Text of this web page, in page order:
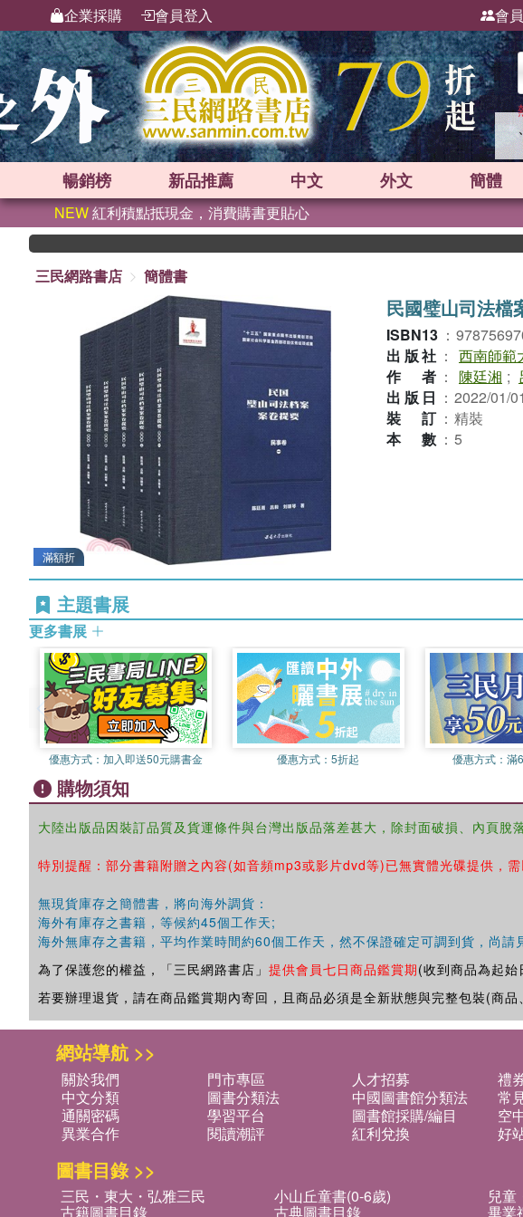
企業採購 會員登入 會
、
暢銷榜 新品推薦 中文 外文 簡體
NEW紅利積點抵現金，消費購書更貼心
三民網路書店
簡體書
滿額折
民國璧山司法檔
ISBN13 ：
出版社 ： 西南師範
作者 ： 陳廷湘 ;
出版日 ： 2022/01/01
裝訂 ： 精裝
本數 ： 5
主題書展
更多書展
優惠方式： 加入即送50元購書金 優惠方式：5折起 優惠方式： 滿
購物須知
大陸出版品因裝訂品質及貨運條件與台灣出版品落差甚大，除封面破損、內頁脫
特別提醒：部分書籍附贈之內容(如音頻mp3或影片dvd等)已無實體光碟提供，
無現貨庫存之簡體書，將向海外調貨：
海外有庫存之書籍，等候約45個工作天;
海外無庫存之書籍，平均作業時間約60個工作天，然不保證確定可調到貨，尚請
為了保護您的權益，「三民網路書店」 提供會員七日商品鑑賞期(收到商品為起始
若要辦理退貨，請在商品鑑賞期內寄回，且商品必須是全新狀態與完整包裝(商品
網站導航 >>
關於我們 門市專區 人才招募 禮
中文分類
圖書分類法 中國圖書館分類法 常
通關密碼
學習平台 圖書館採購/編目 空
異業合作
閱讀潮評 紅利兌換 好
圖書目錄 >>
三民・東大・弘雅三民 小山丘童書(0-6歲) 兒童
古籍圖書目錄 古典圖書目錄 畢業